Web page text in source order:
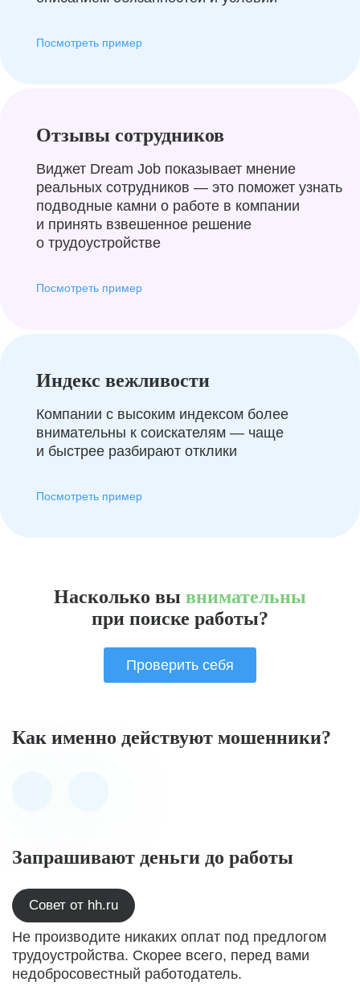
Посмотреть пример
Отзывы сотрудников
Виджет Dream Job показывает мнение
реальных сотрудников — это поможет узнать
подводные камни о работе в компании
и принять взвешенное решение
о трудоустройстве
Посмотреть пример
Индекс вежливости
Компании с высоким индексом более
внимательны к соискателям — чаще
и быстрее разбирают отклики
Посмотреть пример
Насколько вы внимательны
при поиске работы?
Проверить себя
Как именно действуют мошенники?
Запрашивают деньги до работы
Совет от hh.ru
Не производите никаких оплат под предлогом
трудоустройства. Скорее всего, перед вами
недобросовестный работодатель.